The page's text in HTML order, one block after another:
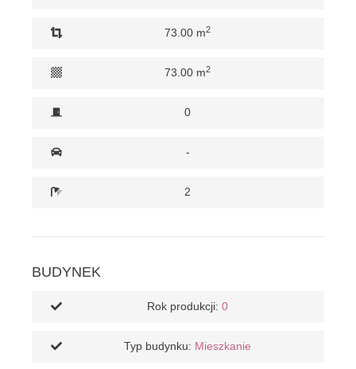
73.00 m2
73.00 m2
0
-
2
BUDYNEK
Rok produkcji: 0
Typ budynku: Mieszkanie